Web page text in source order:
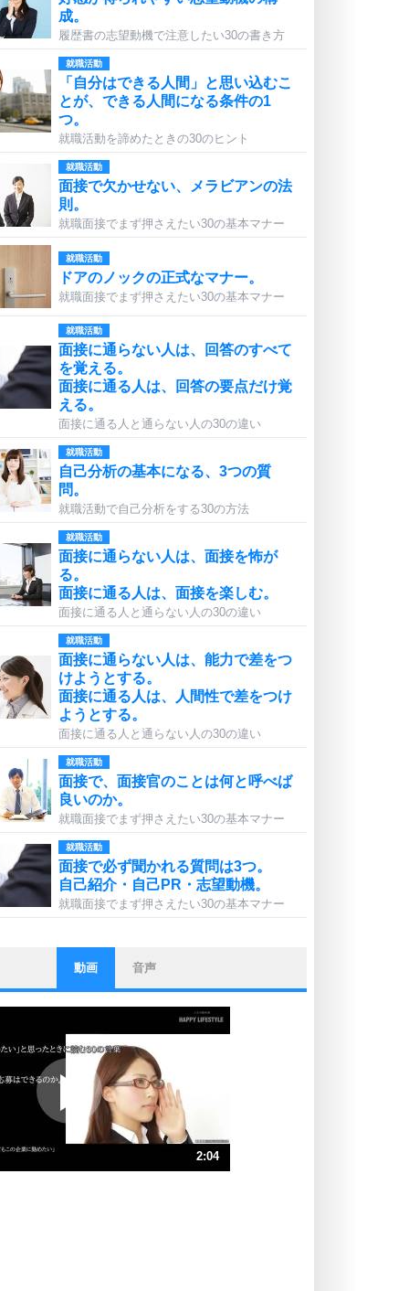
成。
履歴書の志望動機で注意したい30の書き方
就職活動
「自分はできる人間」と思い込むこ
とが、できる人間になる条件の1
つ。
就職活動を諦めたときの30のヒント
就職活動
面接で欠かせない、メラビアンの法
則。
就職面接でまず押さえたい30の基本マナー
就職活動
ドアのノックの正式なマナー。
就職面接でまず押さえたい30の基本マナー
就職活動
面接に通らない人は、回答のすべて
を覚える。
面接に通る人は、回答の要点だけ覚
える。
面接に通る人と通らない人の30の違い
就職活動
自己分析の基本になる、3つの質
問。
就職活動で自己分析をする30の方法
就職活動
面接に通らない人は、面接を怖が
る。
面接に通る人は、面接を楽しむ。
面接に通る人と通らない人の30の違い
就職活動
面接に通らない人は、能力で差をつ
けようとする。
面接に通る人は、人間性で差をつけ
ようとする。
面接に通る人と通らない人の30の違い
就職活動
面接で、面接官のことは何と呼べば
良いのか。
就職面接でまず押さえたい30の基本マナー
就職活動
面接で必ず聞かれる質問は3つ。
自己紹介・自己PR・志望動機。
就職面接でまず押さえたい30の基本マナー
ストレス対策
他人と比べない。
いっそのこと、他人を見ない。
プラス思考
ポジティブになれない原因は、行動
しないから。
ポジティブ思考になる30の方法
ストレス対策
動画 音声
2:04